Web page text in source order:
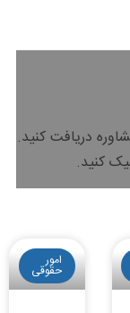
دریافت کنید.
کنید.
امور
حقوقی